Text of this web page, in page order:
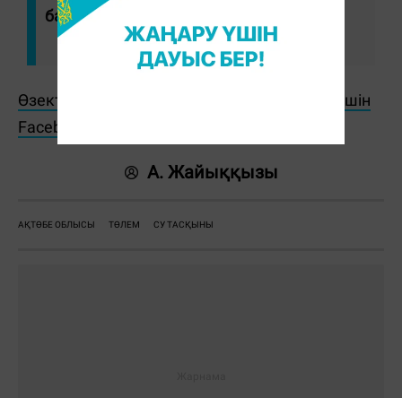
басшысы Гүлназ Сисенова.
Өзекті жаңалықтарды өз уақытында оқу үшін
Facebook парақшамызға жазылыңыз!
А. Жайыққызы
АҚТӨБЕ ОБЛЫСЫ ТӨЛЕМ СУ ТАСҚЫНЫ